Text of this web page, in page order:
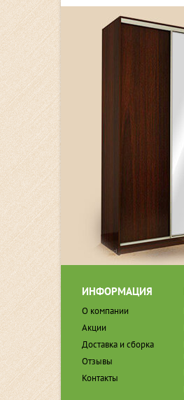
ИНФОРМАЦИЯ
О компании
Акции
Доставка и сборка
Отзывы
Контакты